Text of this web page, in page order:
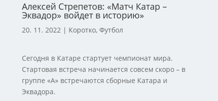
Алексей Стрепетов: «Матч Катар –
Эквадор» войдет в историю»
20. 11. 2022| Коротко, Футбол
Сегодня в Катаре стартует чемпионат мира.
Стартовая встреча начинается совсем скоро – в
группе «А» встречаются сборные Катара и
Эквадора.